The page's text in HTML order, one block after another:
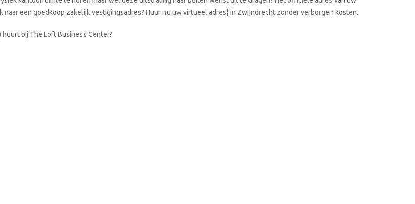
een goedkoop zakelijk vestigingsadres? Huur nu uw virtueel adres} in Zwijndrecht zonder verborgen kosten.
bij The Loft Business Center?